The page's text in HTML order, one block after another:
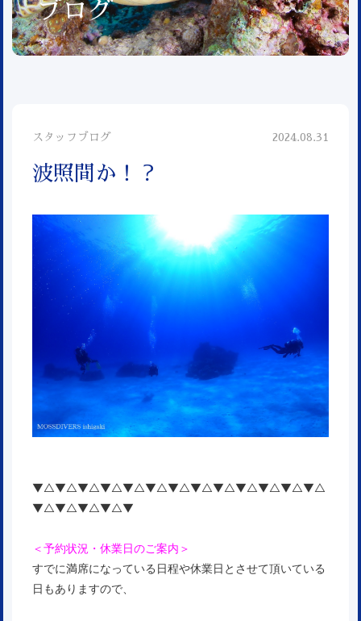
ブログ
スタッフブログ 2024.08.31
波照間か！？
▼△▼△▼△▼△▼△▼△▼△▼△▼△▼△▼△▼△▼△
▼△▼△▼△▼△▼
＜予約状況・休業日のご案内＞
すでに満席になっている日程や休業日とさせて頂いている
日もありますので、